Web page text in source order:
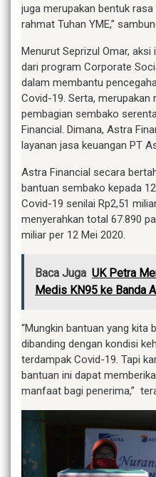
juga merupakan bentuk
rahmat Tuhan YME,”
Menurut Seprizul Omar, aksi
dari program Corporate
dalam membantu
Covid-19. Serta, merupakan
pembagian sembako
Financial. Dimana, Astra
layanan jasa keuangan PT
Astra Financial secara
bantuan sembako kepada
Covid-19 senilai Rp2,51
menyerahkan total 67.890
miliar per 12 Mei 2020.
Baca Juga UK Petra
Medis KN95 ke Banda
“Mungkin bantuan yang kita
dibanding dengan kondisi
terdampak Covid-19. Tapi
bantuan ini dapat
manfaat bagi penerima,”